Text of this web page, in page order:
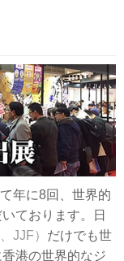
年に8回、世界的
ております。日
JJF） だけでも世
港の世界的なジ